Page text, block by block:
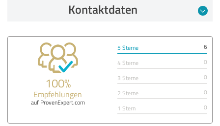
Kontaktdaten
100%
Empfehlungen
auf ProvenExpert.com
5 Sterne
6
4 Sterne
0
3 Sterne
0
2 Sterne
0
1 Stern
0